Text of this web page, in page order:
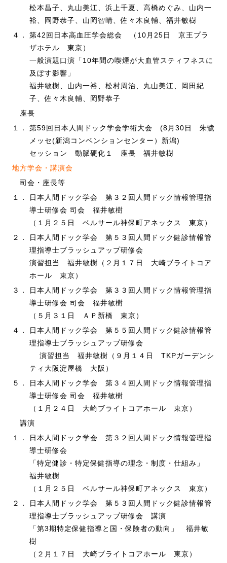
松本昌子、丸山美江、浜上千夏、高橋めぐみ、山内一
裕、岡野恭子、山岡智晴、佐々木良輔、福井敏樹
４．
第42回日本高血圧学会総会 （10月25日 京王プラ
ザホテル 東京）
一般演題口演「10年間の喫煙が大血管スティフネスに
及ぼす影響」
福井敏樹、山内一裕、松村周治、丸山美江、岡田紀
子、佐々木良輔、岡野恭子
座長
１．
第59回日本人間ドック学会学術大会 (8月30日 朱鷺
メッセ(新潟コンベンションセンター）新潟)
セッション 動脈硬化１ 座長 福井敏樹
地方学会・講演会
司会・座長等
１．
日本人間ドック学会 第３２回人間ドック情報管理指
導士研修会 司会 福井敏樹
（１月２５日 ベルサール神保町アネックス 東京）
２．
日本人間ドック学会 第５３回人間ドック健診情報管
理指導士ブラッシュアップ研修会
演習担当 福井敏樹（２月１７日 大崎ブライトコア
ホール 東京）
３．
日本人間ドック学会 第３３回人間ドック情報管理指
導士研修会 司会 福井敏樹
（５月３１日 ＡＰ新橋 東京）
４．
日本人間ドック学会 第５５回人間ドック健診情報管
理指導士ブラッシュアップ研修会
演習担当 福井敏樹（９月１４日 TKPガーデンシ
ティ大阪淀屋橋 大阪）
５．
日本人間ドック学会 第３４回人間ドック情報管理指
導士研修会 司会 福井敏樹
（１月２４日 大崎ブライトコアホール 東京）
講演
１．
日本人間ドック学会 第３２回人間ドック情報管理指
導士研修会
「特定健診・特定保健指導の理念・制度・仕組み」
福井敏樹
（１月２５日 ベルサール神保町アネックス 東京）
２．
日本人間ドック学会 第５３回人間ドック健診情報管
理指導士ブラッシュアップ研修会 講演
「第3期特定保健指導と国・保険者の動向」 福井敏
樹
（２月１７日 大崎ブライトコアホール 東京）